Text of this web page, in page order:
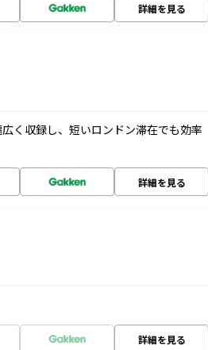
詳細を見る
く収録し、短いロンドン滞在でも効率
詳細を見る
詳細を見る